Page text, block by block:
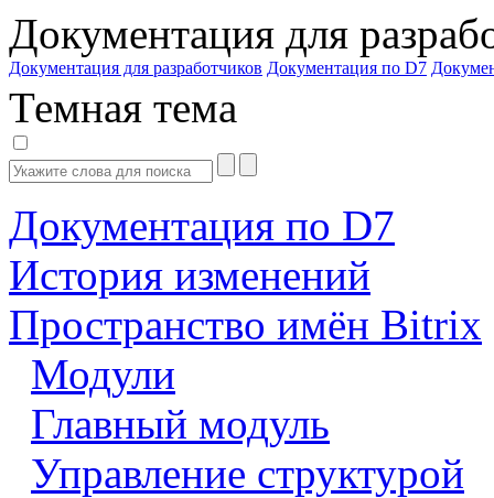
Документация для
Документация для разработчиков Документация по D7
Темная тема
Документация по D7
История изменений
Пространство имён Bitrix
Модули
Главный модуль
Управление структурой